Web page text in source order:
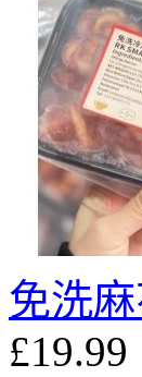
免洗
£19.99